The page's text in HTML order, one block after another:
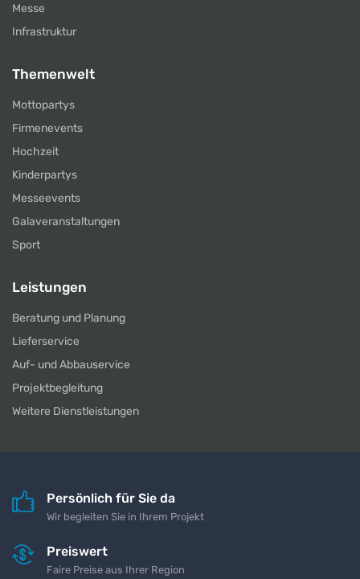
Messe
Infrastruktur
Themenwelt
Mottopartys
Firmenevents
Hochzeit
Kinderpartys
Messeevents
Galaveranstaltungen
Sport
Leistungen
Beratung und Planung
Lieferservice
Auf- und Abbauservice
Projektbegleitung
Weitere Dienstleistungen
Persönlich für Sie da
Wir begleiten Sie in Ihrem Projekt
Preiswert
Faire Preise aus Ihrer Region